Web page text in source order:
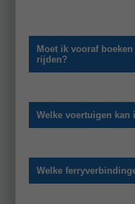
Moet ik vooraf
rijden?
Welke voertuigen kan
Welke